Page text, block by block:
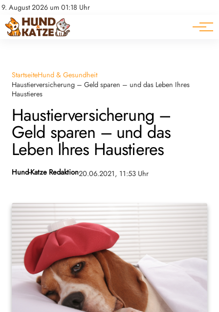
9. August 2026 um 01:18 Uhr
Datenschutz
Impressum
Pferde
Ratgeber
StartseiteHund & Gesundheit
Haustierversicherung – Geld sparen – und das Leben Ihres
Haustieres
Haustierversicherung –
Geld sparen – und das
Leben Ihres Haustieres
Hund-Katze Redaktion20.06.2021, 11:53 Uhr